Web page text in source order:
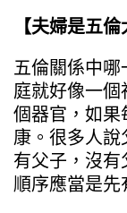
【夫婦是五倫
五倫關係中
庭就好像一
個器官，如果
康。很多人
有父子，沒有
順序應當是先